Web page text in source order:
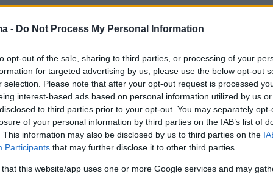
- Do Not Process My Personal Information
opt-out of the sale, sharing to third parties, or processing of your
for targeted advertising by us, please use the below opt-out
selection. Please note that after your opt-out request is processed
interest-based ads based on personal information utilized by us
to third parties prior to your opt-out. You may separately
of your personal information by third parties on the IAB’s list of
This information may also be disclosed by us to third parties on the
Participants that may further disclose it to other third parties.
that this website/app uses one or more Google services and may
του Χρηματιστηρίου Αθηνών διευρύνει
κύματος ρευστοποιήσεων που
κλιμάκωση της έντασης στη Μέση
κεφαλαιοποίησης (FTSE Large Cap)
2,82% στις 6.272,59 μονάδες, ο FTSE Mid
κατά 1,69% στις 3.146,17 μονάδες, ενώ ο
(ΔΤΡ) σημειώνει απώλειες 3,08%, στις